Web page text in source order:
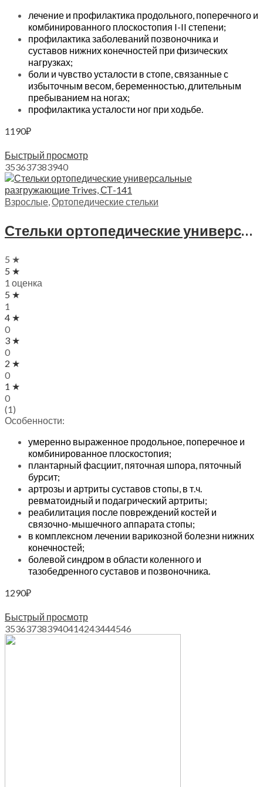
лечение и профилактика продольного, поперечного и
комбинированного плоскостопия I-II степени;
профилактика заболеваний позвоночника и
суставов нижних конечностей при физических
нагрузках;
боли и чувство усталости в стопе, связанные с
избыточным весом, беременностью, длительным
пребыванием на ногах;
профилактика усталости ног при ходьбе.
1190₽
Быстрый просмотр
353637383940
Взрослые,Ортопедические стельки
Стельки ортопедические универсальные разгружающие Trives, СТ-141.1
5 ★
5 ★
1 оценка
5 ★
1
4 ★
0
3 ★
0
2 ★
0
1 ★
0
(1)
Особенности:
умеренно выраженное продольное, поперечное и
комбинированное плоскостопия;
плантарный фасциит, пяточная шпора, пяточный
бурсит;
артрозы и артриты суставов стопы, в т.ч.
ревматоидный и подагрический артриты;
реабилитация после повреждений костей и
связочно-мышечного аппарата стопы;
в комплексном лечении варикозной болезни нижних
конечностей;
болевой синдром в области коленного и
тазобедренного суставов и позвоночника.
1290₽
Быстрый просмотр
353637383940414243444546